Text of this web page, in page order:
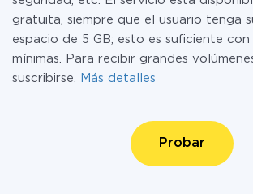
gratuita, siempre que el usuario tenga
espacio de 5 GB; esto es suficiente con
mínimas. Para recibir grandes
suscribirse.
Más detalles
Probar